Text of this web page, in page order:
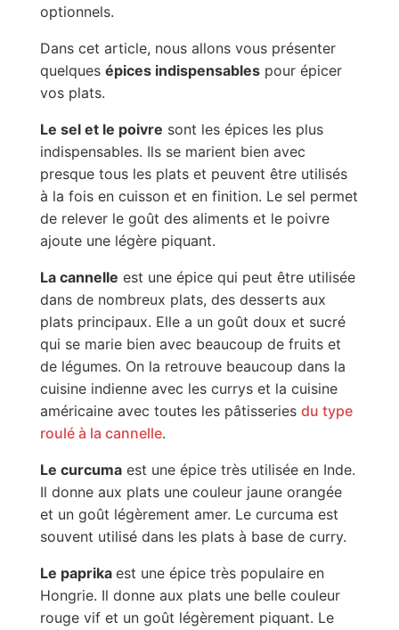
optionnels.
Dans cet article, nous allons vous présenter
quelques épices indispensablespour épicer
vos plats.
Le sel et le poivre sont les épices les plus
indispensables. Ils se marient bien avec
presque tous les plats et peuvent être utilisés
à la fois en cuisson et en finition. Le sel permet
de relever le goût des aliments et le poivre
ajoute une légère piquant.
La cannelle est une épice qui peut être utilisée
dans de nombreux plats, des desserts aux
plats principaux. Elle a un goût doux et sucré
qui se marie bien avec beaucoup de fruits et
de légumes. On la retrouve beaucoup dans la
cuisine indienne avec les currys et la cuisine
américaine avec toutes les pâtisseries du type
roulé à la cannelle.
Le curcumaest une épice très utilisée en Inde.
Il donne aux plats une couleur jaune orangée
et un goût légèrement amer. Le curcuma est
souvent utilisé dans les plats à base de curry.
Le paprika est une épice très populaire en
Hongrie. Il donne aux plats une belle couleur
rouge vif et un goût légèrement piquant. Le